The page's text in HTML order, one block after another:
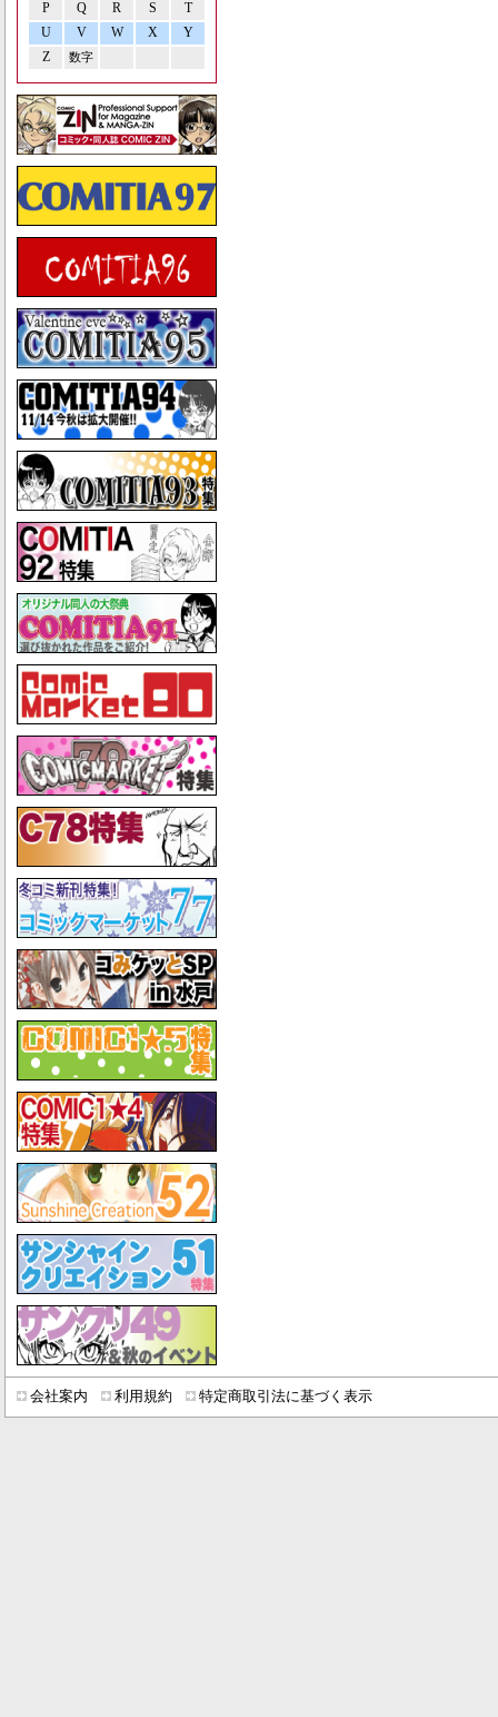
P Q R S
T
U
V W X
Y
Z
数字
会社案内 利用規約 特定商取引法に基づく表示